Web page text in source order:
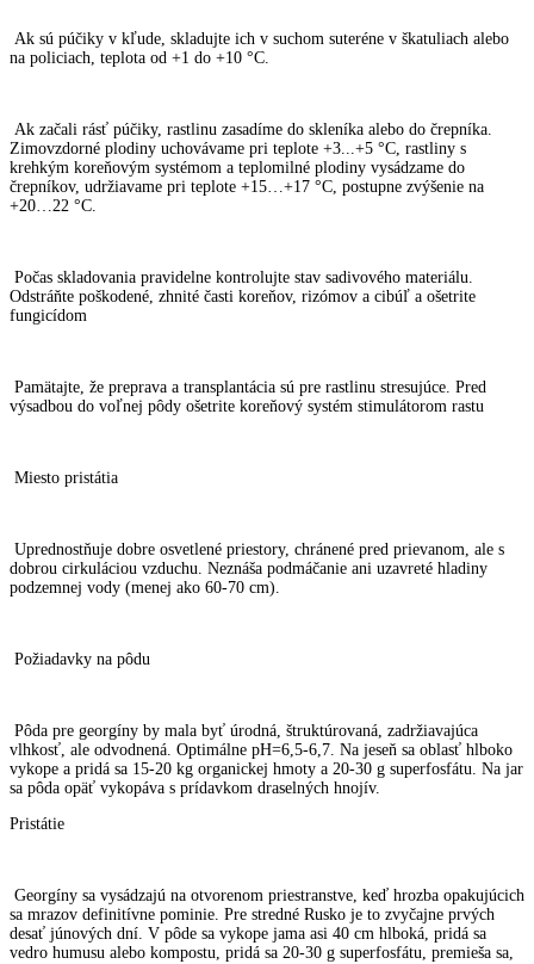
Ak sú púčiky v kľude, skladujte ich v suchom suteréne v škatuliach alebo
na policiach, teplota od +1 do +10 °C.
Ak začali rásť púčiky, rastlinu zasadíme do skleníka alebo do črepníka.
Zimovzdorné plodiny uchovávame pri teplote +3...+5 °C, rastliny s
krehkým koreňovým systémom a teplomilné plodiny vysádzame do
črepníkov, udržiavame pri teplote +15…+17 °C, postupne zvýšenie na
+20…22 °C.
Počas skladovania pravidelne kontrolujte stav sadivového materiálu.
Odstráňte poškodené, zhnité časti koreňov, rizómov a cibúľ a ošetrite
fungicídom
Pamätajte, že preprava a transplantácia sú pre rastlinu stresujúce. Pred
výsadbou do voľnej pôdy ošetrite koreňový systém stimulátorom rastu
Miesto pristátia
Uprednostňuje dobre osvetlené priestory, chránené pred prievanom, ale s
dobrou cirkuláciou vzduchu. Neznáša podmáčanie ani uzavreté hladiny
podzemnej vody (menej ako 60-70 cm).
Požiadavky na pôdu
Pôda pre georgíny by mala byť úrodná, štruktúrovaná, zadržiavajúca
vlhkosť, ale odvodnená. Optimálne pH=6,5-6,7. Na jeseň sa oblasť hlboko
vykope a pridá sa 15-20 kg organickej hmoty a 20-30 g superfosfátu. Na jar
sa pôda opäť vykopáva s prídavkom draselných hnojív.
Pristátie
Georgíny sa vysádzajú na otvorenom priestranstve, keď hrozba opakujúcich
sa mrazov definitívne pominie. Pre stredné Rusko je to zvyčajne prvých
desať júnových dní. V pôde sa vykope jama asi 40 cm hlboká, pridá sa
vedro humusu alebo kompostu, pridá sa 20-30 g superfosfátu, premieša sa,